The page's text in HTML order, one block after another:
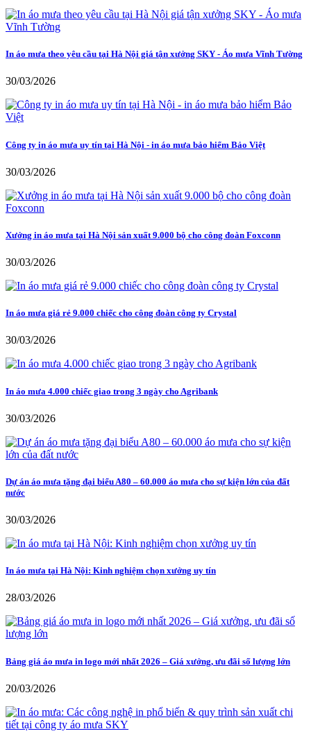
In áo mưa theo yêu cầu tại Hà Nội giá tận xưởng SKY - Áo mưa Vĩnh Tường
30/03/2026
Công ty in áo mưa uy tín tại Hà Nội - in áo mưa bảo hiểm Bảo Việt
30/03/2026
Xưởng in áo mưa tại Hà Nội sản xuất 9.000 bộ cho công đoàn Foxconn
30/03/2026
In áo mưa giá rẻ 9.000 chiếc cho công đoàn công ty Crystal
30/03/2026
In áo mưa 4.000 chiếc giao trong 3 ngày cho Agribank
30/03/2026
Dự án áo mưa tặng đại biểu A80 – 60.000 áo mưa cho sự kiện lớn của đất
nước
30/03/2026
In áo mưa tại Hà Nội: Kinh nghiệm chọn xưởng uy tín
28/03/2026
Bảng giá áo mưa in logo mới nhất 2026 – Giá xưởng, ưu đãi số lượng lớn
20/03/2026